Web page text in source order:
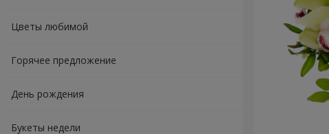
Цветы любимой
Горячее предложение
День рождения
Букеты недели